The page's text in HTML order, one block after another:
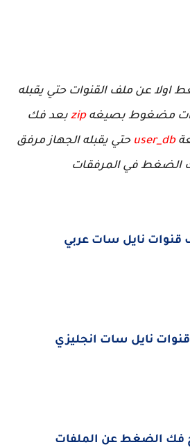
عن ملف القنوات حتي يقبله
مضغوط بصيغهzip بعد فك
user_db حتي يقبله الجهاز مرفق
الضغط في المرفقات
قنوات نايل سات عربي
نايل سات انجليزي
فك الضغط عن الملفات